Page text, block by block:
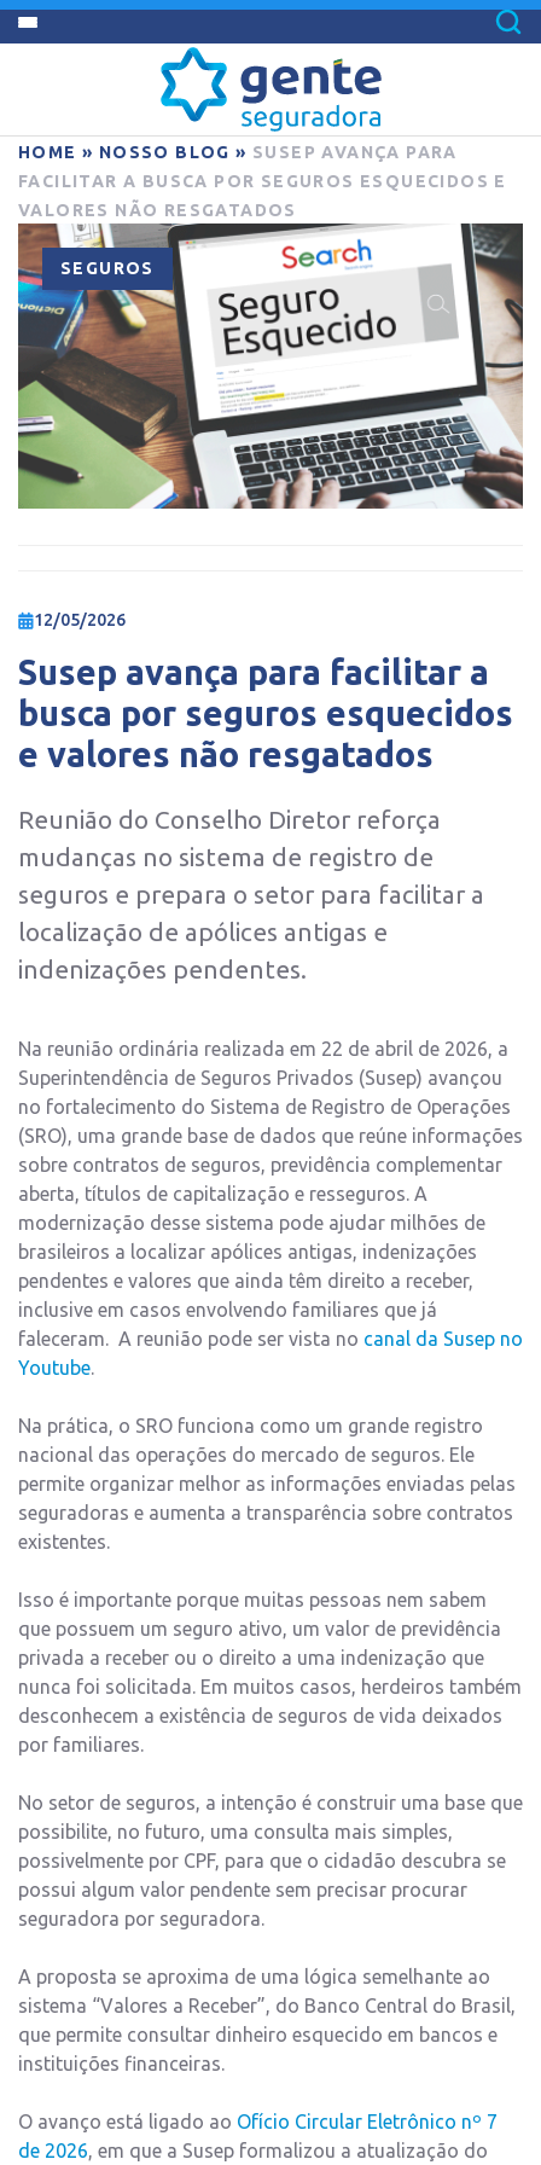
HOME » NOSSO BLOG » SUSEP AVANÇA PARA
FACILITAR A BUSCA POR SEGUROS ESQUECIDOS E
VALORES NÃO RESGATADOS
SEGUROS
12/05/2026
Susep avança para facilitar a
busca por seguros esquecidos
e valores não resgatados
Reunião do Conselho Diretor reforça
mudanças no sistema de registro de
seguros e prepara o setor para facilitar a
localização de apólices antigas e
indenizações pendentes.
Na reunião ordinária realizada em 22 de abril de 2026, a
Superintendência de Seguros Privados (Susep) avançou
no fortalecimento do Sistema de Registro de Operações
(SRO), uma grande base de dados que reúne informações
sobre contratos de seguros, previdência complementar
aberta, títulos de capitalização e resseguros. A
modernização desse sistema pode ajudar milhões de
brasileiros a localizar apólices antigas, indenizações
pendentes e valores que ainda têm direito a receber,
inclusive em casos envolvendo familiares que já
faleceram. A reunião pode ser vista no canal da Susep no
Youtube.
Na prática, o SRO funciona como um grande registro
nacional das operações do mercado de seguros. Ele
permite organizar melhor as informações enviadas pelas
seguradoras e aumenta a transparência sobre contratos
existentes.
Isso é importante porque muitas pessoas nem sabem
que possuem um seguro ativo, um valor de previdência
privada a receber ou o direito a uma indenização que
nunca foi solicitada. Em muitos casos, herdeiros também
desconhecem a existência de seguros de vida deixados
por familiares.
No setor de seguros, a intenção é construir uma base que
possibilite, no futuro, uma consulta mais simples,
possivelmente por CPF, para que o cidadão descubra se
possui algum valor pendente sem precisar procurar
seguradora por seguradora.
A proposta se aproxima de uma lógica semelhante ao
sistema “Valores a Receber”, do Banco Central do Brasil,
que permite consultar dinheiro esquecido em bancos e
instituições financeiras.
O avanço está ligado ao Ofício Circular Eletrônico nº 7
de 2026, em que a Susep formalizou a atualização do